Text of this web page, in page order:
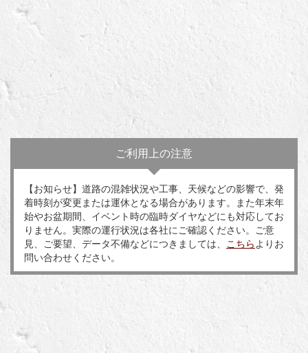
ご利用上の注意
【お知らせ】道路の混雑状況や工事、天候などの影響で、発
着時刻が変更または運休となる場合があります。また年末年
始やお盆期間、イベント時の臨時ダイヤなどにも対応してお
りません。実際の運行状況は各社にご確認ください。ご意
見、ご要望、データ不備などにつきましては、
こちら よりお
問い合わせください。